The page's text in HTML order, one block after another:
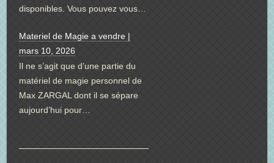
disponibles. Vous pouvez vous…
Materiel de Magie a vendre |
mars 10, 2026
Il ne s’agit que d’une partie du
matériel de magie personnel de
Max ZARGAL dont il se sépare
aujourd’hui pour…